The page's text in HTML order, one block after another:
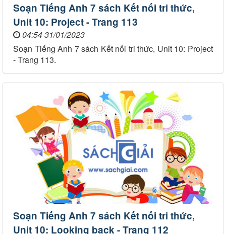
Soạn Tiếng Anh 7 sách Kết nối tri thức,
Unit 10: Project - Trang 113
04:54 31/01/2023
Soạn Tiếng Anh 7 sách Kết nối tri thức, Unit 10: Project
- Trang 113.
Soạn Tiếng Anh 7 sách Kết nối tri thức,
Unit 10: Looking back - Trang 112